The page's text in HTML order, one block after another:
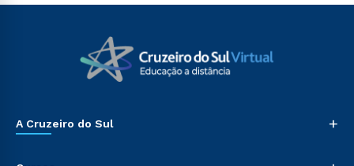
A Cruzeiro do Sul +